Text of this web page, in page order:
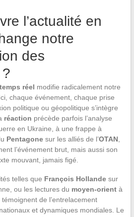
l’actualité en
notre
des
réel modifie radicalement notre
Ici, chaque événement, chaque prise
politique ou géopolitique s’intègre
réaction précède parfois l’analyse
en Ukraine, à une frappe à
Pentagonesur les alliés de l’OTAN,
l’événement brut, mais aussi son
mouvant, jamais figé.
telles que François Hollandesur
ou les lectures du moyen-orientà
, témoignent de l’entrelacement
et dynamiques mondiales. Le